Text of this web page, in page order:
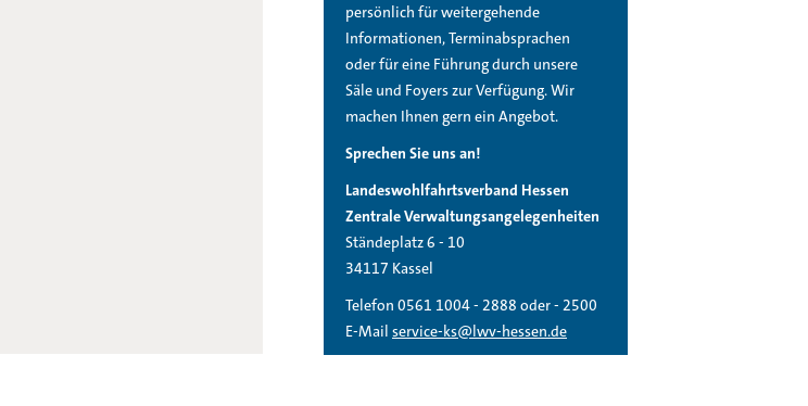
persönlich für weitergehende
Informationen, Terminabsprachen
oder für eine Führung durch unsere
Säle und Foyers zur Verfügung. Wir
machen Ihnen gern ein Angebot.
Sprechen Sie uns an!
Landeswohlfahrtsverband Hessen
Zentrale Verwaltungsangelegenheiten
Ständeplatz 6 - 10
34117 Kassel
Telefon 0561 1004 - 2888 oder - 2500
E-Mail service-ks@lwv-hessen.de